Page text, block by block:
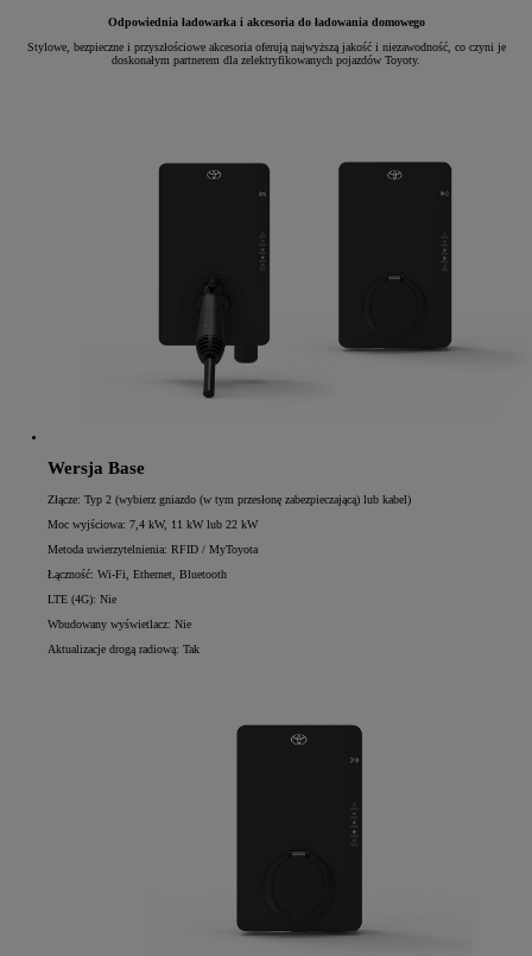
Odpowiednia ładowarka i akcesoria do ładowania domowego
Stylowe, bezpieczne i przyszłościowe akcesoria oferują najwyższą jakość i niezawodność, co czyni je
doskonałym partnerem dla zelektryfikowanych pojazdów Toyoty.
Wersja Base
Złącze: Typ 2 (wybierz gniazdo (w tym przesłonę zabezpieczającą) lub kabel)
Moc wyjściowa: 7,4 kW, 11 kW lub 22 kW
Metoda uwierzytelnienia: RFID / MyToyota
Łączność: Wi-Fi, Ethernet, Bluetooth
LTE (4G): Nie
Wbudowany wyświetlacz: Nie
Aktualizacje drogą radiową: Tak